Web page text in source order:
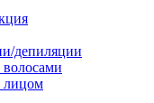
депиляции
волосами
лицом